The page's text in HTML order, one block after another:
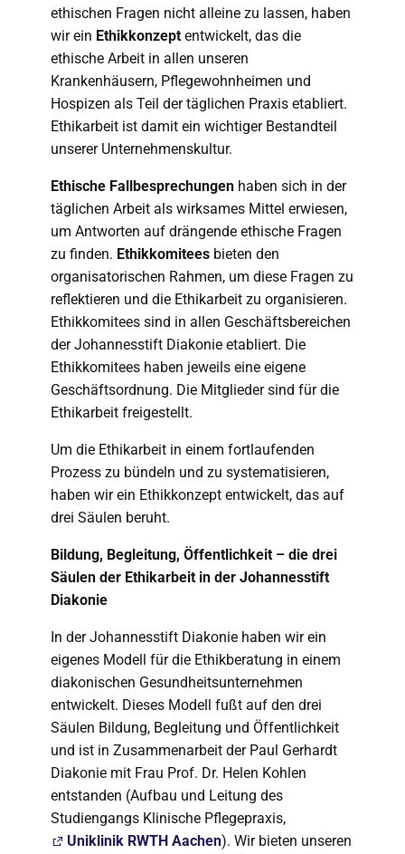
ethischen Fragen nicht alleine zu lassen, haben
wir ein Ethikkonzept entwickelt, das die
ethische Arbeit in allen unseren
Krankenhäusern, Pflegewohnheimen und
Hospizen als Teil der täglichen Praxis etabliert.
Ethikarbeit ist damit ein wichtiger Bestandteil
unserer Unternehmenskultur.
Ethische Fallbesprechungen haben sich in der
täglichen Arbeit als wirksames Mittel erwiesen,
um Antworten auf drängende ethische Fragen
zu finden. Ethikkomitees bieten den
organisatorischen Rahmen, um diese Fragen zu
reflektieren und die Ethikarbeit zu organisieren.
Ethikkomitees sind in allen Geschäftsbereichen
der Johannesstift Diakonie etabliert. Die
Ethikkomitees haben jeweils eine eigene
Geschäftsordnung. Die Mitglieder sind für die
Ethikarbeit freigestellt.
Um die Ethikarbeit in einem fortlaufenden
Prozess zu bündeln und zu systematisieren,
haben wir ein Ethikkonzept entwickelt, das auf
drei Säulen beruht.
Bildung, Begleitung, Öffentlichkeit – die drei
Säulen der Ethikarbeit in der Johannesstift
Diakonie
In der Johannesstift Diakonie haben wir ein
eigenes Modell für die Ethikberatung in einem
diakonischen Gesundheitsunternehmen
entwickelt. Dieses Modell fußt auf den drei
Säulen Bildung, Begleitung und Öffentlichkeit
und ist in Zusammenarbeit der Paul Gerhardt
Diakonie mit Frau Prof. Dr. Helen Kohlen
entstanden (Aufbau und Leitung des
Studiengangs Klinische Pflegepraxis,
Uniklinik RWTH Aachen). Wir bieten unseren